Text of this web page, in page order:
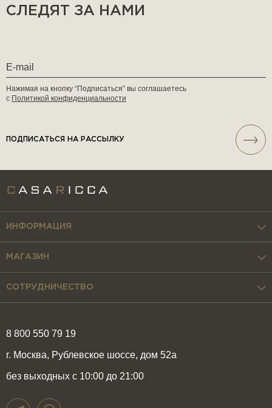
СЛЕДЯТ ЗА НАМИ
Нажимая на кнопку “Подписаться” вы соглашаетесь
с Политикой конфиденциальности
ПОДПИСАТЬСЯ НА РАССЫЛКУ
8 800 550 79 19
г. Москва, Рублевское шоссе, дом 52а
без выходных с 10:00 до 21:00
ИНФОРМАЦИЯ
МАГАЗИН
СОТРУДНИЧЕСТВО